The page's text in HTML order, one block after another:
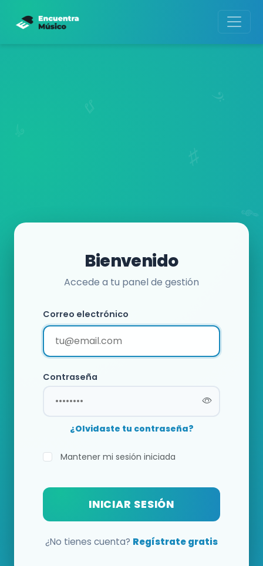
Bienvenido
Accede a tu panel de gestión
Correo electrónico
Contraseña
¿Olvidaste tu contraseña?
Mantener mi sesión iniciada
INICIAR SESIÓN
¿No tienes cuenta? Regístrate gratis